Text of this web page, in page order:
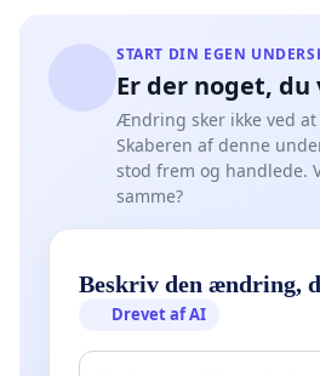
prominent philosopher of
debater, and not least as a
management at DPU and AU.
Most recently, with his
Skolens formål
(Aarhus: Klim, 2022), he has
comprehensive and well-
analysis of the ideological
START DIN EGEN
Er der noget,
Ændring sker ikke ved
Skaberen af denne
stod frem og handlede.
samme?
Beskriv den ændring,
Drevet af AI